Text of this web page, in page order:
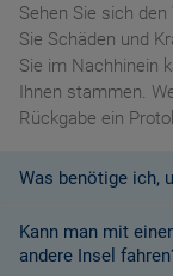
Sehen Sie sich
Sie Schäden und
Sie im Nachhinein
Ihnen stammen.
Rückgabe ein
Was benötige ich,
Mit einem
Fahrzeug zu
Kann man mit
andere Insel